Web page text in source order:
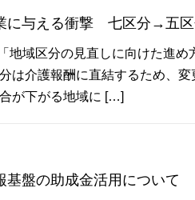
に与える衝撃 七区分→五区
地域区分の見直しに向けた進め
は介護報酬に直結するため、
が下がる地域に […]
盤の助成金活用について